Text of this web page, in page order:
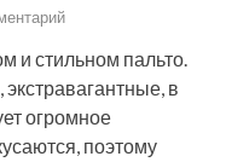
и стильном пальто.
в
огромное
поэтому